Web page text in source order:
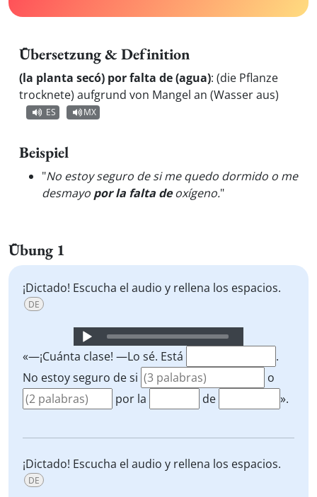
Übersetzung & Definition
(la planta secó) por falta de (agua): (die Pflanze
trocknete) aufgrund von Mangel an (Wasser aus)
ES MX
Beispiel
"No estoy seguro de si me quedo dormido o me
desmayo por la falta deoxígeno."
Übung 1
¡Dictado! Escucha el audio y rellena los espacios.
DE
Audio
Player
«—¡Cuánta clase! —Lo sé. Está
.
No estoy seguro de si
o
por la
de ».
¡Dictado! Escucha el audio y rellena los espacios.
DE